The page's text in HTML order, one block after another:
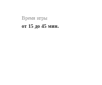
Время игры
от 15 до 45 мин.